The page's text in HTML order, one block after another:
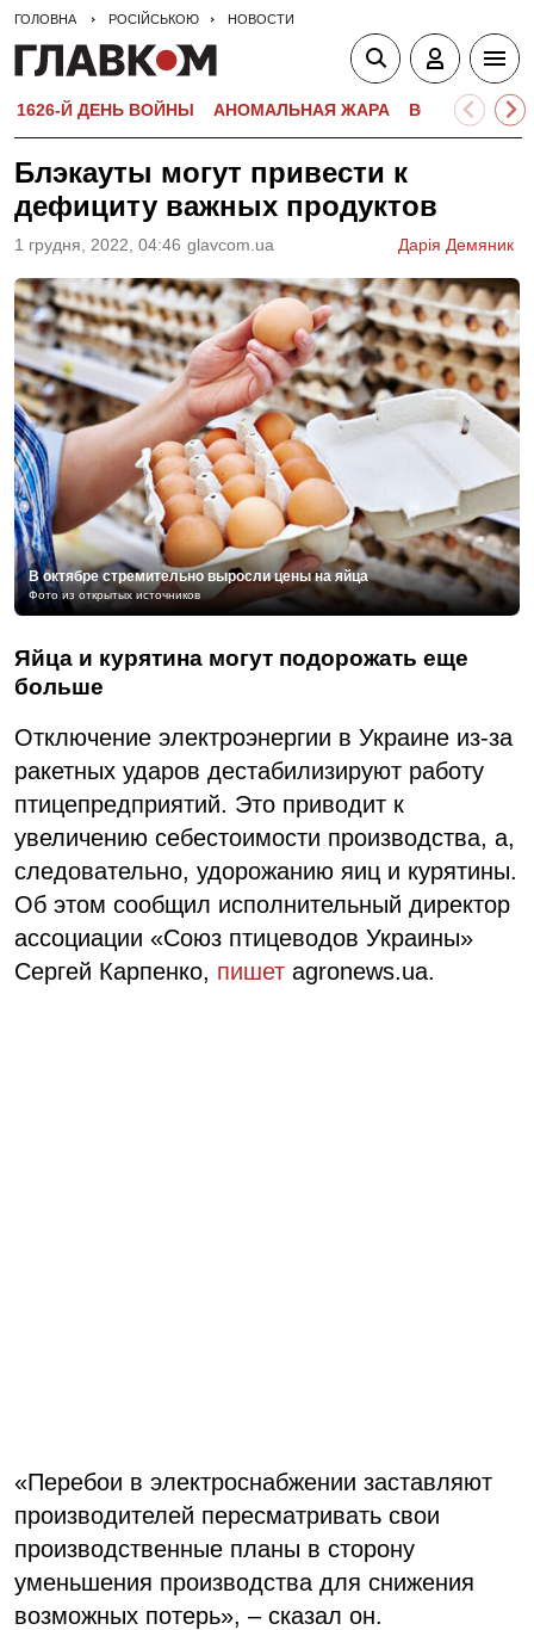
ГОЛОВНА РОСІЙСЬКОЮ НОВОСТИ
1626-Й ДЕНЬ ВОЙНЫ АНОМАЛЬНАЯ ЖАРА
Блэкауты могут привести к
дефициту важных продуктов
1 грудня, 2022, 04:46 glavcom.ua Дарія Демяник
В октябре стремительно выросли цены на яйца
Фото из открытых источников
Яйца и курятина могут подорожать еще
больше
Отключение электроэнергии в Украине из-за
ракетных ударов дестабилизируют работу
птицепредприятий. Это приводит к
увеличению себестоимости производства, а,
следовательно, удорожанию яиц и курятины.
Об этом сообщил исполнительный директор
ассоциации «Союз птицеводов Украины»
Сергей Карпенко, пишет agronews.ua.
«Перебои в электроснабжении заставляют
производителей пересматривать свои
производственные планы в сторону
уменьшения производства для снижения
возможных потерь», – сказал он.